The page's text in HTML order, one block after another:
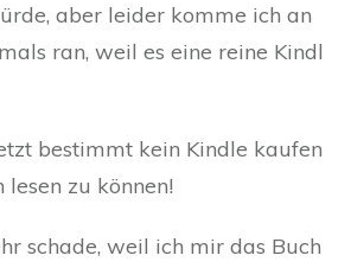
aber leider komme ich an
ran, weil es eine reine Kindl
bestimmt kein Kindle kaufen
zu können!
schade, weil ich mir das Buch